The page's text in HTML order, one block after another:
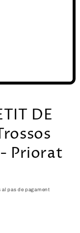
DE
Priorat
al pas de pagament